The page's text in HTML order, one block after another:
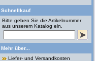
Schnellkauf
Bitte geben Sie die Artikelnummer
aus unserem Katalog ein.
Mehr über...
Liefer- und Versandkosten